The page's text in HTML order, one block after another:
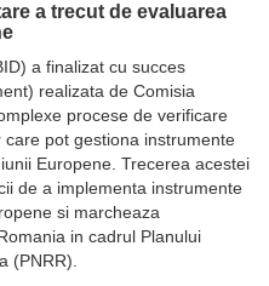
a trecut de evaluarea
a finalizat cu succes
realizata de Comisia
procese de verificare
pot gestiona instrumente
Europene. Trecerea acestei
de a implementa instrumente
si marcheaza
in cadrul Planului
(PNRR).